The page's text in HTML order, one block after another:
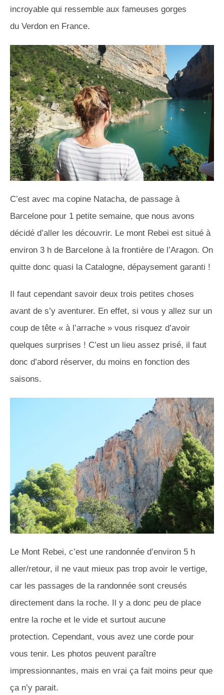
incroyable qui ressemble aux fameuses gorges
du Verdon en France.
C’est avec ma copine Natacha, de passage à
Barcelone pour 1 petite semaine, que nous avons
décidé d’aller les découvrir. Le mont Rebei est situé à
environ 3 h de Barcelone à la frontière de l’Aragon. On
quitte donc quasi la Catalogne, dépaysement garanti !
Il faut cependant savoir deux trois petites choses
avant de s’y aventurer. En effet, si vous y allez sur un
coup de tête « à l’arrache » vous risquez d’avoir
quelques surprises ! C’est un lieu assez prisé, il faut
donc d’abord réserver, du moins en fonction des
saisons.
Le Mont Rebei, c’est une randonnée d’environ 5 h
aller/retour, il ne vaut mieux pas trop avoir le vertige,
car les passages de la randonnée sont creusés
directement dans la roche. Il y a donc peu de place
entre la roche et le vide et surtout aucune
protection. Cependant, vous avez une corde pour
vous tenir. Les photos peuvent paraître
impressionnantes, mais en vrai ça fait moins peur que
ça n’y parait.